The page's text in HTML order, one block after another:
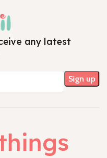
any latest